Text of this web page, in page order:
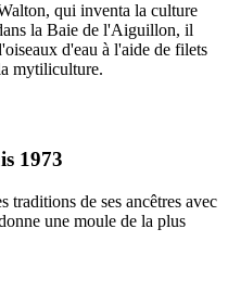
qui inventa la culture
la Baie de l'Aiguillon, il
d'eau à l'aide de filets
mytiliculture.
1973
traditions de ses ancêtres avec
une moule de la plus